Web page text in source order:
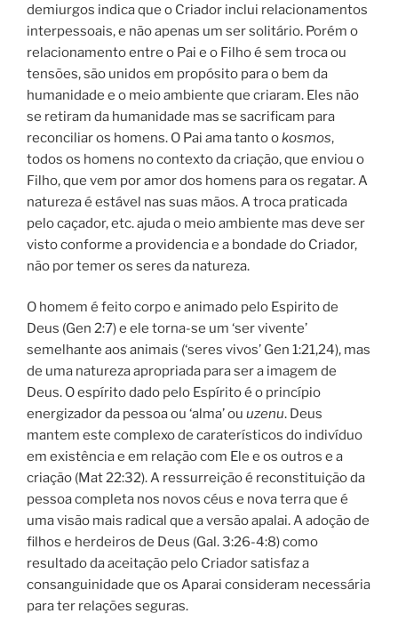
demiurgos indica que o Criador inclui relacionamentos
interpessoais, e não apenas um ser solitário. Porém o
relacionamento entre o Pai e o Filho é sem troca ou
tensões, são unidos em propósito para o bem da
humanidade e o meio ambiente que criaram. Eles não
se retiram da humanidade mas se sacrificam para
reconciliar os homens. O Pai ama tanto okosmos,
todos os homens no contexto da criação, que enviou o
Filho, que vem por amor dos homens para os regatar. A
natureza é estável nas suas mãos. A troca praticada
pelo caçador, etc. ajuda o meio ambiente mas deve ser
visto conforme a providencia e a bondade do Criador,
não por temer os seres da natureza.
O homem é feito corpo e animado pelo Espirito de
Deus (Gen 2:7) e ele torna-se um ‘ser vivente’
semelhante aos animais (‘seres vivos’ Gen 1:21,24), mas
de uma natureza apropriada para ser a imagem de
Deus. O espírito dado pelo Espírito é o princípio
energizador da pessoa ou ‘alma’ ou uzenu. Deus
mantem este complexo de caraterísticos do indivíduo
em existência e em relação com Ele e os outros e a
criação (Mat 22:32). A ressurreição é reconstituição da
pessoa completa nos novos céus e nova terra que é
uma visão mais radical que a versão apalai. A adoção de
filhos e herdeiros de Deus (Gal. 3:26-4:8) como
resultado da aceitação pelo Criador satisfaz a
consanguinidade que os Aparai consideram necessária
para ter relações seguras.